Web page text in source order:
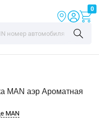
0
MAN аэр Ароматная
MAN